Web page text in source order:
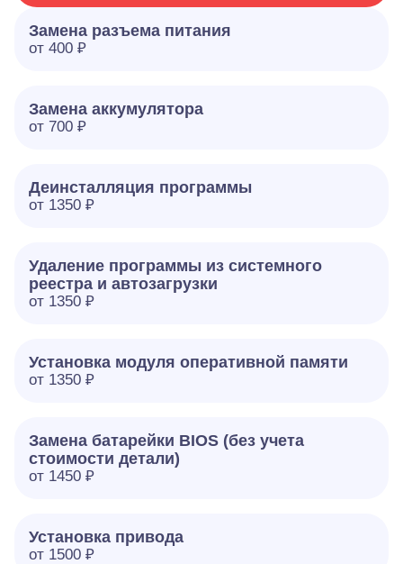
Замена разъема питания
от 400 ₽
Замена аккумулятора
от 700 ₽
Деинсталляция программы
от 1350 ₽
Удаление программы из системного
реестра и автозагрузки
от 1350 ₽
Установка модуля оперативной памяти
от 1350 ₽
Замена батарейки BIOS (без учета
стоимости детали)
от 1450 ₽
Установка привода
от 1500 ₽